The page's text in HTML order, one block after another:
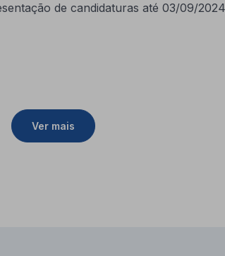
de candidaturas até 03/09/
Ver mais